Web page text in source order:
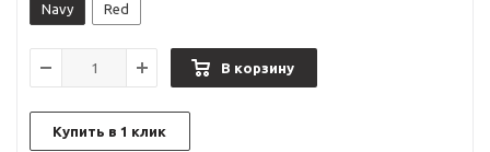
Navy Red
В корзину
Купить в 1 клик